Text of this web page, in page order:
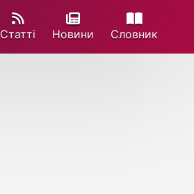
Статті Новини Cловник